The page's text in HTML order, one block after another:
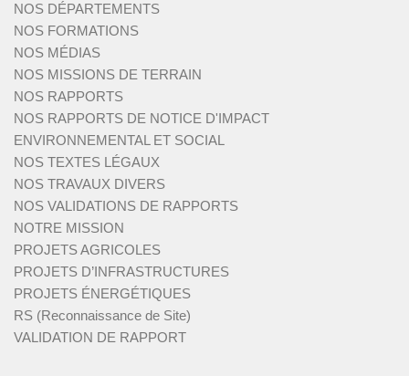
NOS DÉPARTEMENTS
NOS FORMATIONS
NOS MÉDIAS
NOS MISSIONS DE TERRAIN
NOS RAPPORTS
NOS RAPPORTS DE NOTICE D'IMPACT
ENVIRONNEMENTAL ET SOCIAL
NOS TEXTES LÉGAUX
NOS TRAVAUX DIVERS
NOS VALIDATIONS DE RAPPORTS
NOTRE MISSION
PROJETS AGRICOLES
PROJETS D’INFRASTRUCTURES
PROJETS ÉNERGÉTIQUES
RS (Reconnaissance de Site)
VALIDATION DE RAPPORT